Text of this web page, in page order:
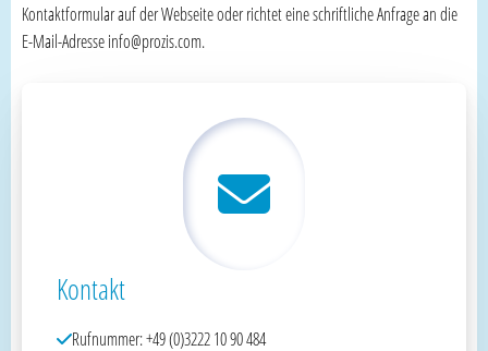
Kontaktformular auf der Webseite oder richtet eine schriftliche Anfrage an die
E-Mail-Adresse info@prozis.com.
Kontakt
Rufnummer: +49 (0)3222 10 90 484